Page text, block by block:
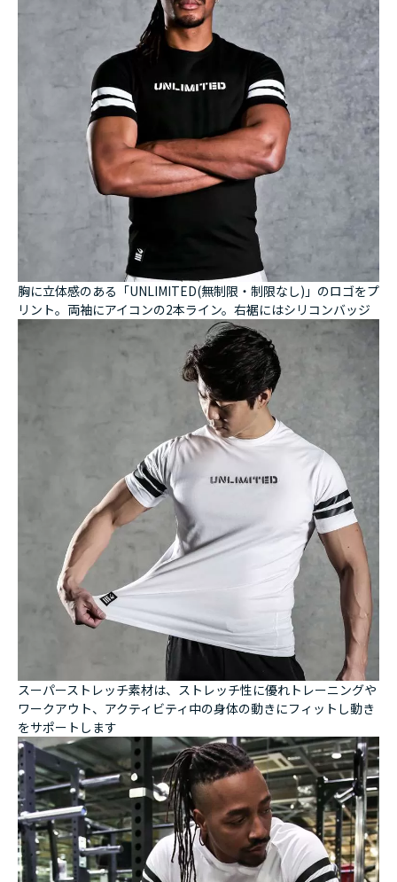
胸に立体感のある「UNLIMITED(無制限・制限なし)」のロゴをプ
リント。両袖にアイコンの2本ライン。右裾にはシリコンバッジ
スーパーストレッチ素材は、ストレッチ性に優れトレーニングや
ワークアウト、アクティビティ中の身体の動きにフィットし動き
をサポートします